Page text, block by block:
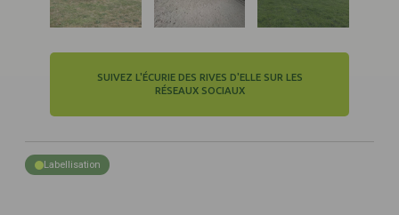
SUIVEZ L'ÉCURIE DES RIVES D'ELLE SUR LES
RÉSEAUX SOCIAUX
Labellisation